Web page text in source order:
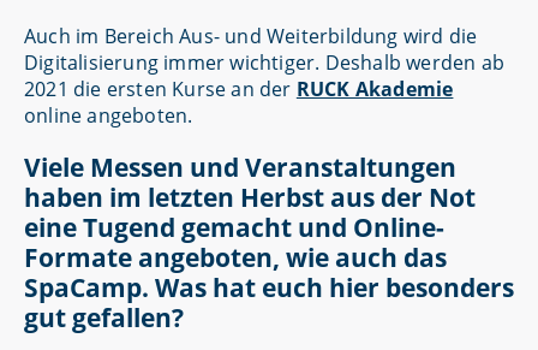
Auch im Bereich Aus- und Weiterbildung wird die
Digitalisierung immer wichtiger. Deshalb werden ab
2021 die ersten Kurse an der RUCK Akademie
online angeboten.
Viele Messen und Veranstaltungen
haben im letzten Herbst aus der Not
eine Tugend gemacht und Online-
Formate angeboten, wie auch das
SpaCamp. Was hat euch hier besonders
gut gefallen?